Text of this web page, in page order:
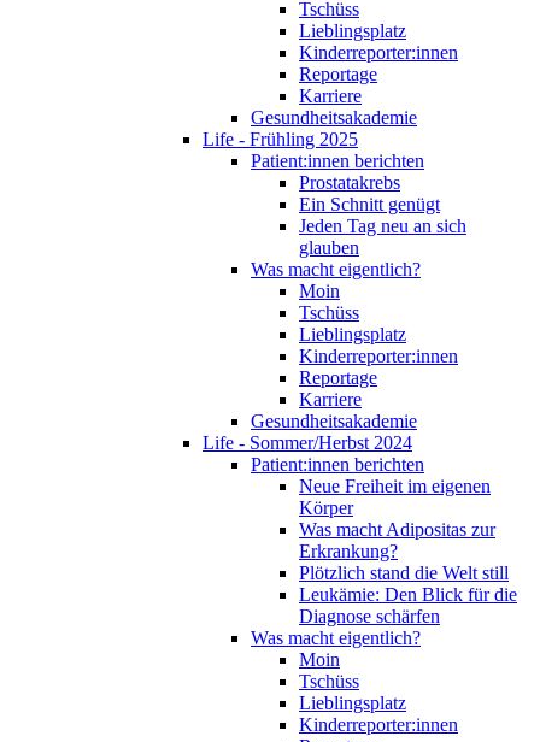
Tschüss
Lieblingsplatz
Kinderreporter:innen
Reportage
Karriere
Gesundheitsakademie
Life - Frühling 2025
Patient:innen berichten
Prostatakrebs
Ein Schnitt genügt
Jeden Tag neu an sich
glauben
Was macht eigentlich?
Moin
Tschüss
Lieblingsplatz
Kinderreporter:innen
Reportage
Karriere
Gesundheitsakademie
Life - Sommer/Herbst 2024
Patient:innen berichten
Neue Freiheit im eigenen
Körper
Was macht Adipositas zur
Erkrankung?
Plötzlich stand die Welt still
Leukämie: Den Blick für die
Diagnose schärfen
Was macht eigentlich?
Moin
Tschüss
Lieblingsplatz
Kinderreporter:innen